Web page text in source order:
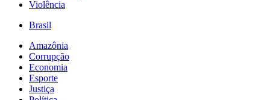
Violência
Brasil
Amazônia
Corrupção
Economia
Esporte
Justiça